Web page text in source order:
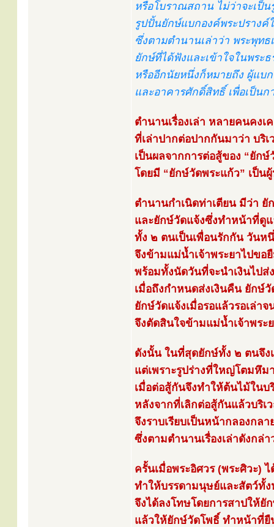
หรือโบราณสถาน ไม่ว่าจะเป็
รูปปั้นยักษ์แบกองค์พระปรางค์
ซึ่งตามตำนานเล่าว่า พระพุท
ยักษ์ที่ได้ฟังและเข้าใจในพระ
หรืออีกนัยหนึ่งก็หมายถึง ผู้แบ
และอาคารศักดิ์สิทธิ์ เพื่อเป็น
ตำนานเรื่องเล่า หลายคนคง
ที่เล่าปากต่อปากกันมาว่า บริ
เป็นผลจากการต่อสู้ของ “ยัก
โดยมี “ยักษ์วัดพระแก้ว” เป็น
ตำนานกำเนิดท่าเตียน มีว่า
และยักษ์วัดแจ้งซึ่งทำหน้าที่ดู
ทั้ง ๒ ตนเป็นเพื่อนรักกัน วันห
จึงข้ามแม่น้ำเจ้าพระยาไปขอ
พร้อมทั้งนัดวันที่จะนำเงินไปส่
เมื่อถึงกำหนดส่งเงินคืน ยักษ์
ยักษ์วัดแจ้งเมื่อรอแล้วรอเล่า
จึงตัดสินใจข้ามแม่น้ำเจ้าพร
ดังนั้น ในที่สุดยักษ์ทั้ง ๒ ตนจึง
แต่เพราะรูปร่างที่ใหญ่โตมหึ
เมื่อต่อสู้กันจึงทำให้ต้นไม้ใน
หลังจากที่เลิกต่อสู้กันแล้วบริ
จึงราบเรียบเป็นหน้ากลองกล
ซึ่งตามตำนานเรื่องเล่าดังกล่
ครั้นเมื่อพระอิศวร (พระศิวะ)
ทำให้บรรดามนุษย์และสัตว์ทั้
จึงได้ลงโทษโดยการสาปให้ยั
แล้วให้ยักษ์วัดโพธิ์ ทำหน้าที่ยื